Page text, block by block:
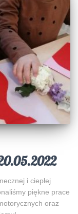
i ciepłej
piękne prace
oraz